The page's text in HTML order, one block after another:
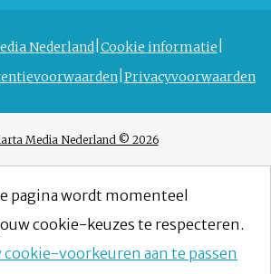
Nederland Cookie informatie
Privacyvoorwaarden
Media Nederland © 2026
pagina wordt momenteel
cookie-keuzes te respecteren.
voorkeuren aan te passen